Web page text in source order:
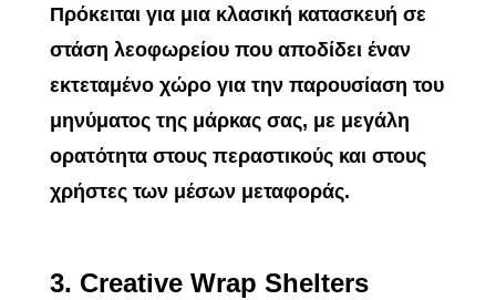
Πρόκειται για μια κλασική κατασκευή σε
στάση λεοφωρείου που αποδίδει έναν
εκτεταμένο χώρο για την παρουσίαση του
μηνύματος της μάρκας σας, με μεγάλη
ορατότητα στους περαστικούς και στους
χρήστες των μέσων μεταφοράς.
3. Creative Wrap Shelters